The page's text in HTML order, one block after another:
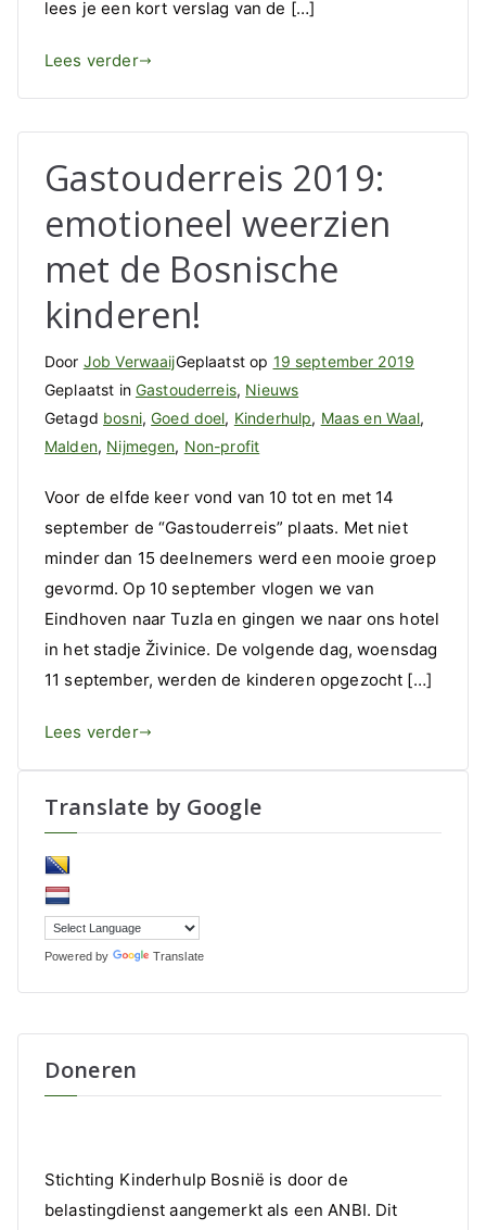
lees je een kort verslag van de […]
Lees verder
Gastouderreis 2019:
emotioneel weerzien
met de Bosnische
kinderen!
Door Job VerwaaijGeplaatst op 19 september 2019
Geplaatst in Gastouderreis, Nieuws
Getagd bosni,Goed doel, Kinderhulp, Maas en Waal,
Malden, Nijmegen, Non-profit
Voor de elfde keer vond van 10 tot en met 14
september de “Gastouderreis” plaats. Met niet
minder dan 15 deelnemers werd een mooie groep
gevormd. Op 10 september vlogen we van
Eindhoven naar Tuzla en gingen we naar ons hotel
in het stadje Živinice. De volgende dag, woensdag
11 september, werden de kinderen opgezocht […]
Lees verder
Translate by Google
Powered by Translate
Doneren
Stichting Kinderhulp Bosnië is door de
belastingdienst aangemerkt als een ANBI. Dit